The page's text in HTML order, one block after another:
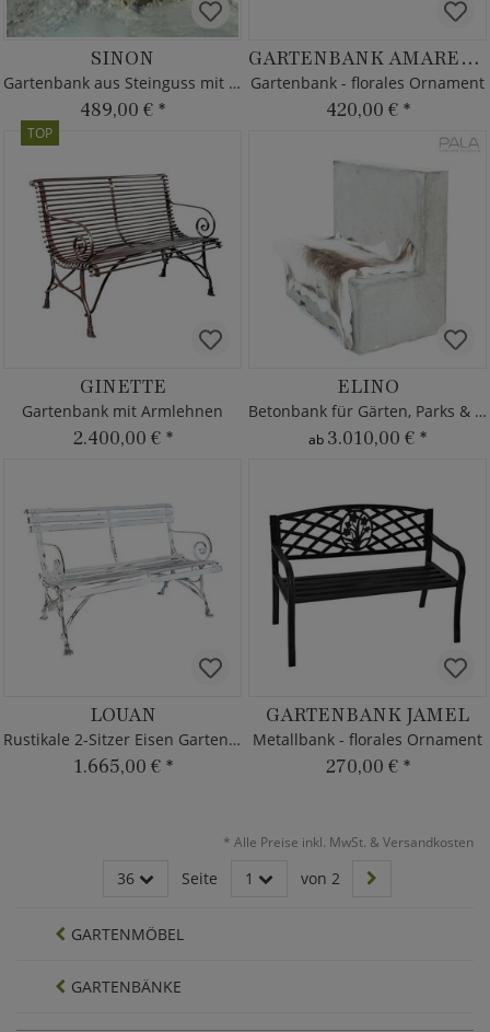
SINON
Gartenbank aus Steinguss mit Fisch
489,00 € *
GARTENBANK AMAREILL
Gartenbank - florales Ornament
420,00 € *
TOP
GINETTE
Gartenbank mit Armlehnen
2.400,00 € *
ELINO
Betonbank für Gärten, Parks & Städte
ab 3.010,00 € *
LOUAN
Rustikale 2-Sitzer Eisen Gartenbank
1.665,00 € *
GARTENBANK JAMEL
Metallbank - florales Ornament
270,00 € *
* Alle Preise inkl. MwSt. & Versandkosten
36 Seite 1 von 2
GARTENMÖBEL
GARTENBÄNKE